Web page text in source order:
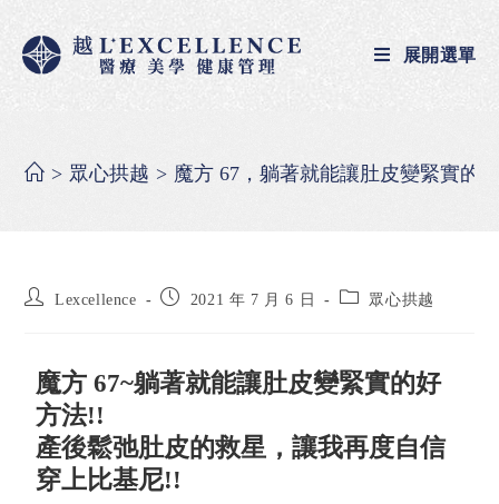
展開選單
> 眾心拱越 > 魔方 67，躺著就能讓肚皮變緊實的
Lexcellence 2021 年 7 月 6 日 眾心拱越
魔方 67~躺著就能讓肚皮變緊實的好
方法!!
產後鬆弛肚皮的救星，讓我再度自信
穿上比基尼!!